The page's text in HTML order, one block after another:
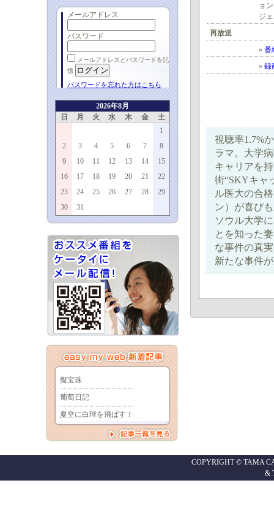
メールアドレス
パスワード
メールアドレスとパスワードを記
憶
パスワードを忘れた方はこちら
2026年8月
日
月 火 水 木 金
土
1
2
3 4 5 6 7
8
9
10 11 12 13 14
15
16
17 18 19 20 21
22
23
24 25 26 27 28
29
30
31
ョ
ジ
再放送
» 番
» 録
視聴率1.7%
ラマ。大学
キャリアを
街“SKYキャ
ル医大の合
ン）が喜び
ソウル大学
とを知った
な事件の真
新たな事件
COPYRIGHT © TAMA
&